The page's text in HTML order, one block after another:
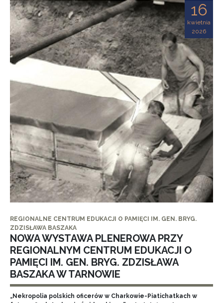
16
kwietnia
2026
REGIONALNE CENTRUM EDUKACJI O PAMIĘCI IM. GEN. BRYG.
ZDZISŁAWA BASZAKA
NOWA WYSTAWA PLENEROWA PRZY
REGIONALNYM CENTRUM EDUKACJI O
PAMIĘCI IM. GEN. BRYG. ZDZISŁAWA
BASZAKA W TARNOWIE
„Nekropolia polskich oficerów w Charkowie-Piatichatkach w